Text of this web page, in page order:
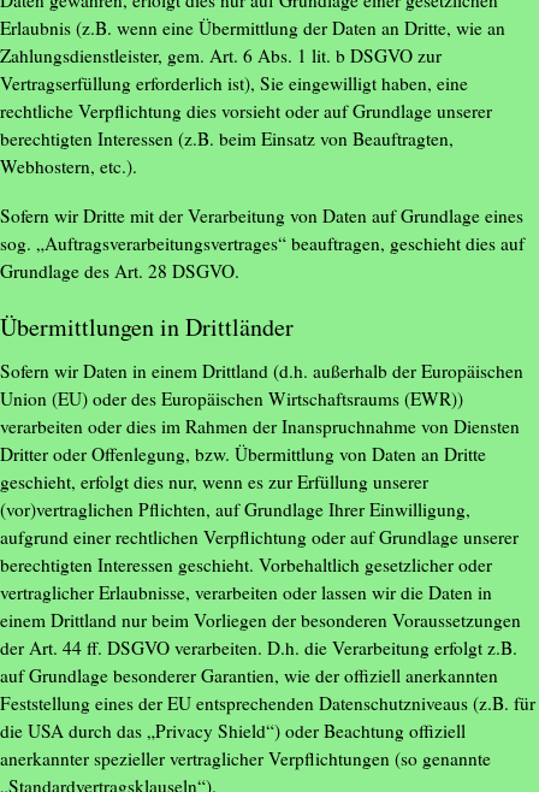
Erlaubnis (z.B. wenn eine Übermittlung der Daten an Dritte, wie an
Zahlungsdienstleister, gem. Art. 6 Abs. 1 lit. b DSGVO zur
Vertragserfüllung erforderlich ist), Sie eingewilligt haben, eine
rechtliche Verpflichtung dies vorsieht oder auf Grundlage unserer
berechtigten Interessen (z.B. beim Einsatz von Beauftragten,
Webhostern, etc.).
Sofern wir Dritte mit der Verarbeitung von Daten auf Grundlage eines
sog. „Auftragsverarbeitungsvertrages“ beauftragen, geschieht dies auf
Grundlage des Art. 28 DSGVO.
Übermittlungen in Drittländer
Sofern wir Daten in einem Drittland (d.h. außerhalb der Europäischen
Union (EU) oder des Europäischen Wirtschaftsraums (EWR))
verarbeiten oder dies im Rahmen der Inanspruchnahme von Diensten
Dritter oder Offenlegung, bzw. Übermittlung von Daten an Dritte
geschieht, erfolgt dies nur, wenn es zur Erfüllung unserer
(vor)vertraglichen Pflichten, auf Grundlage Ihrer Einwilligung,
aufgrund einer rechtlichen Verpflichtung oder auf Grundlage unserer
berechtigten Interessen geschieht. Vorbehaltlich gesetzlicher oder
vertraglicher Erlaubnisse, verarbeiten oder lassen wir die Daten in
einem Drittland nur beim Vorliegen der besonderen Voraussetzungen
der Art. 44 ff. DSGVO verarbeiten. D.h. die Verarbeitung erfolgt z.B.
auf Grundlage besonderer Garantien, wie der offiziell anerkannten
Feststellung eines der EU entsprechenden Datenschutzniveaus (z.B. für
die USA durch das „Privacy Shield“) oder Beachtung offiziell
anerkannter spezieller vertraglicher Verpflichtungen (so genannte
„Standardvertragsklauseln“).